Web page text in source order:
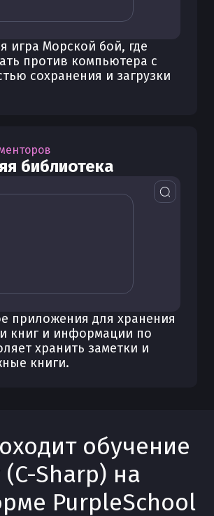
игра Морской бой, где
против компьютера с
сохранения и загрузки
библиотека
приложения для хранения
книг и информации по
хранить заметки и
книги.
обучение
(C-Sharp) на
PurpleSchool